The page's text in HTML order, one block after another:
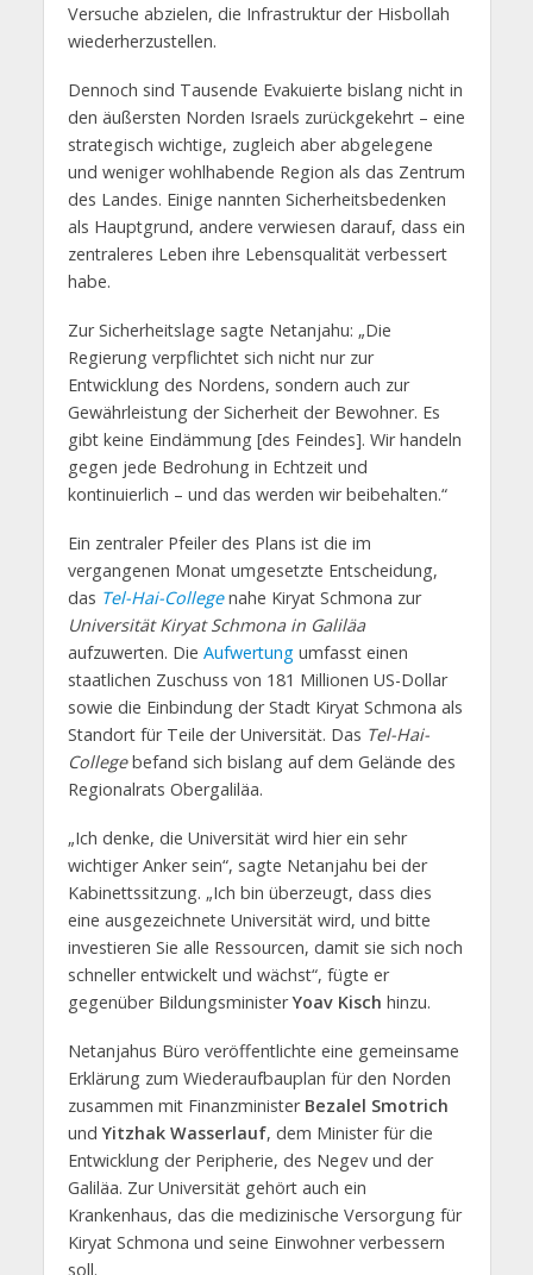
Versuche abzielen, die Infrastruktur der Hisbollah
wiederherzustellen.
Dennoch sind Tausende Evakuierte bislang nicht in
den äußersten Norden Israels zurückgekehrt – eine
strategisch wichtige, zugleich aber abgelegene
und weniger wohlhabende Region als das Zentrum
des Landes. Einige nannten Sicherheitsbedenken
als Hauptgrund, andere verwiesen darauf, dass ein
zentraleres Leben ihre Lebensqualität verbessert
habe.
Zur Sicherheitslage sagte Netanjahu: „Die
Regierung verpflichtet sich nicht nur zur
Entwicklung des Nordens, sondern auch zur
Gewährleistung der Sicherheit der Bewohner. Es
gibt keine Eindämmung [des Feindes]. Wir handeln
gegen jede Bedrohung in Echtzeit und
kontinuierlich – und das werden wir beibehalten.“
Ein zentraler Pfeiler des Plans ist die im
vergangenen Monat umgesetzte Entscheidung,
das Tel-Hai-Collegenahe Kiryat Schmona zur
Universität Kiryat Schmona in Galiläa
aufzuwerten. Die Aufwertungumfasst einen
staatlichen Zuschuss von 181 Millionen US-Dollar
sowie die Einbindung der Stadt Kiryat Schmona als
Standort für Teile der Universität. Das Tel-Hai-
Collegebefand sich bislang auf dem Gelände des
Regionalrats Obergaliläa.
„Ich denke, die Universität wird hier ein sehr
wichtiger Anker sein“, sagte Netanjahu bei der
Kabinettssitzung. „Ich bin überzeugt, dass dies
eine ausgezeichnete Universität wird, und bitte
investieren Sie alle Ressourcen, damit sie sich noch
schneller entwickelt und wächst“, fügte er
gegenüber BildungsministerYoav Kisch hinzu.
Netanjahus Büro veröffentlichte eine gemeinsame
Erklärung zum Wiederaufbauplan für den Norden
zusammen mit Finanzminister Bezalel Smotrich
undYitzhak Wasserlauf, dem Minister für die
Entwicklung der Peripherie, des Negev und der
Galiläa. Zur Universität gehört auch ein
Krankenhaus, das die medizinische Versorgung für
Kiryat Schmona und seine Einwohner verbessern
soll.